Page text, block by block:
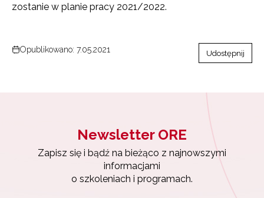
zostanie w planie pracy 2021/2022.
Opublikowano: 7.05.2021 Udostępnij
Newsletter ORE
Zapisz się i bądź na bieżąco z najnowszymi
informacjami
o szkoleniach i programach.